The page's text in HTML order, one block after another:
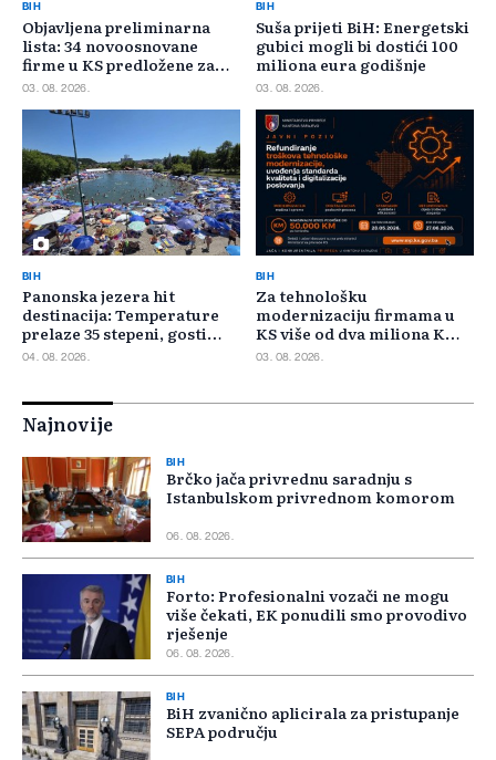
BIH
Objavljena preliminarna
lista: 34 novoosnovane
firme u KS predložene za
400.000 KM poticaja
03. 08. 2026.
BIH
Suša prijeti BiH: Energetski
gubici mogli bi dostići 100
miliona eura godišnje
03. 08. 2026.
BIH
Panonska jezera hit
destinacija: Temperature
prelaze 35 stepeni, gosti
pristižu iz cijele regije
04. 08. 2026.
BIH
Za tehnološku
modernizaciju firmama u
KS više od dva miliona KM,
odbijeno 135 prijava
03. 08. 2026.
Najnovije
BIH
Brčko jača privrednu saradnju s
Istanbulskom privrednom komorom
06. 08. 2026.
BIH
Forto: Profesionalni vozači ne mogu
više čekati, EK ponudili smo provodivo
rješenje
06. 08. 2026.
BIH
BiH zvanično aplicirala za pristupanje
SEPA području